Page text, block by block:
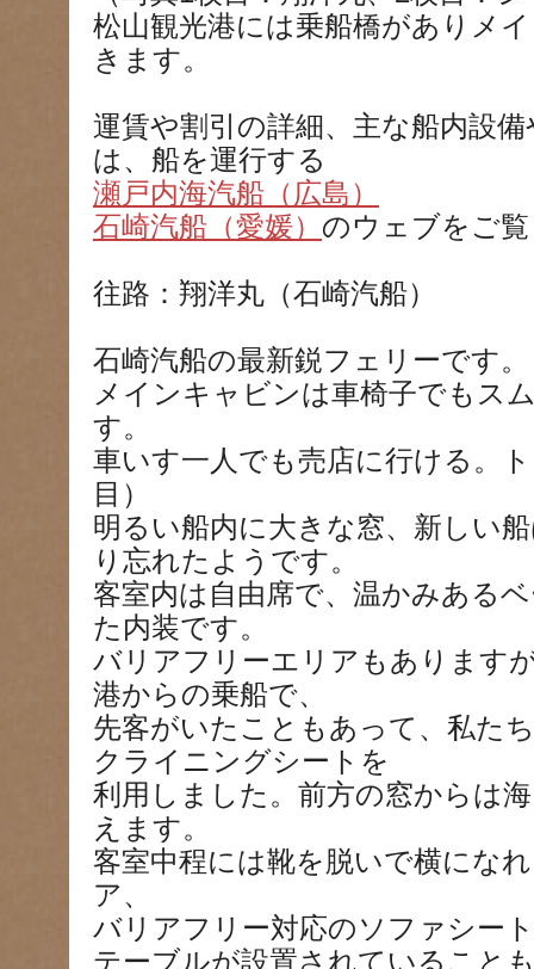
松山観光港には乗船橋がありメ
きます。
運賃や割引の詳細、主な船内設
は、船を運行する
瀬戸内海汽船（広島）
石崎汽船（愛媛） のウェブをご
往路：翔洋丸（石崎汽船）
石崎汽船の最新鋭フェリーです。
メインキャビンは車椅子でもス
す。
車いす一人でも売店に行ける。
目）
明るい船内に大きな窓、新しい
り忘れたようです。
客室内は自由席で、温かみある
た内装です。
バリアフリーエリアもあります
港からの乗船で、
先客がいたこともあって、私た
クライニングシートを
利用しました。前方の窓からは
えます。
客室中程には靴を脱いで横にな
ア、
バリアフリー対応のソファシー
テーブルが設置されていること